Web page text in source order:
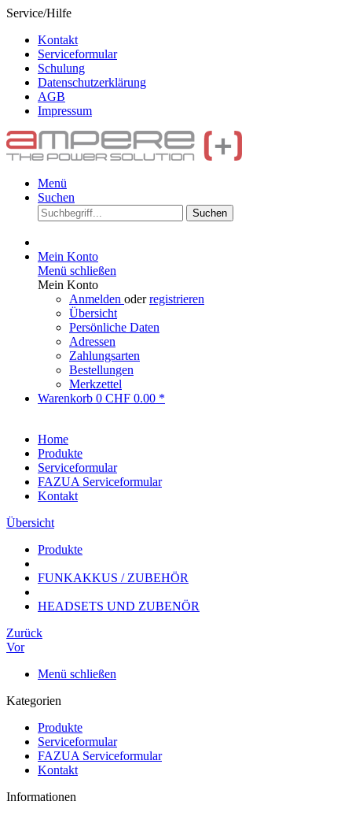
Service/Hilfe
Kontakt
Serviceformular
Schulung
Datenschutzerklärung
AGB
Impressum
Menü
Suchen
Suchen
Mein Konto
Menü schließen
Mein Konto
Anmelden oderregistrieren
Übersicht
Persönliche Daten
Adressen
Zahlungsarten
Bestellungen
Merkzettel
Warenkorb 0 CHF 0.00 *
Home
Produkte
Serviceformular
FAZUA Serviceformular
Kontakt
Übersicht
Produkte
FUNKAKKUS / ZUBEHÖR
HEADSETS UND ZUBENÖR
Zurück
Vor
Menü schließen
Kategorien
Produkte
Serviceformular
FAZUA Serviceformular
Kontakt
Informationen